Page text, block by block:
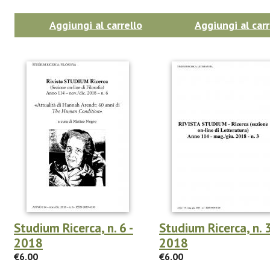
Aggiungi al carrello Aggiungi al
Studium Ricerca, n. 6 -
2018
€6.00
Studium Ricerca, n.
2018
€6.00